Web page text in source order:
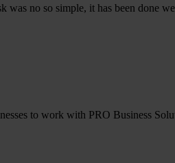
no so simple, it has been done
to work with PRO Business